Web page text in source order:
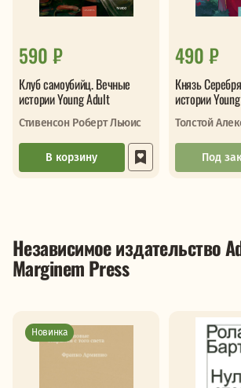
590 ₽
Клуб самоубийц. Вечные
истории Young Adult
Стивенсон Роберт Льюис
В корзину
490 ₽
Князь
истории
Толстой
Под
Независимое издательство
Marginem Press
Новинка